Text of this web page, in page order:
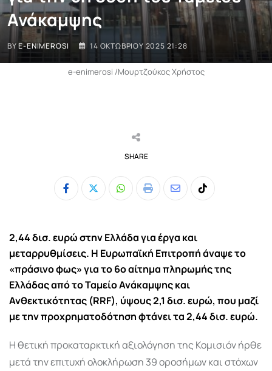
Ανάκαμψης
BYE-ENIMEROSI 14 ΟΚΤΩΒΡΊΟΥ 2025 21:28
e-enimerosi /Μουρτζούκος Χρήστος
SHARE
Whatsapp
Print
ShareTiktok
2,44 δισ. ευρώ στην Ελλάδα για έργα και
μεταρρυθμίσεις. Η Ευρωπαϊκή Επιτροπή άναψε το
«πράσινο φως» για το 6ο αίτημα πληρωμής της
Ελλάδας από το Ταμείο Ανάκαμψης και
Ανθεκτικότητας (RRF), ύψους 2,1 δισ. ευρώ, που μαζί
με την προχρηματοδότηση φτάνει τα 2,44 δισ. ευρώ.
Η θετική προκαταρκτική αξιολόγηση της Κομισιόν ήρθε
μετά την επιτυχή ολοκλήρωση 39 οροσήμων και στόχων